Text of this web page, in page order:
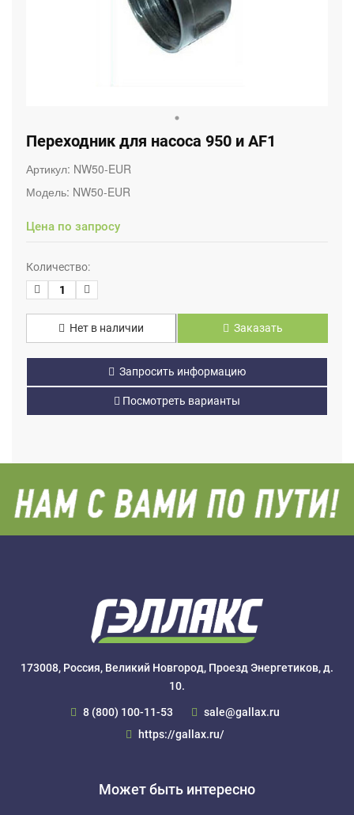
Переходник для насоса 950 и AF1
Артикул: NW50-EUR
Модель: NW50-EUR
Цена по запросу
Количество:
Нет в наличии Заказать
Запросить информацию
Посмотреть варианты
173008, Россия, Великий Новгород, Проезд Энергетиков, д.
10.
8 (800) 100-11-53
sale@gallax.ru
https://gallax.ru/
Может быть интересно